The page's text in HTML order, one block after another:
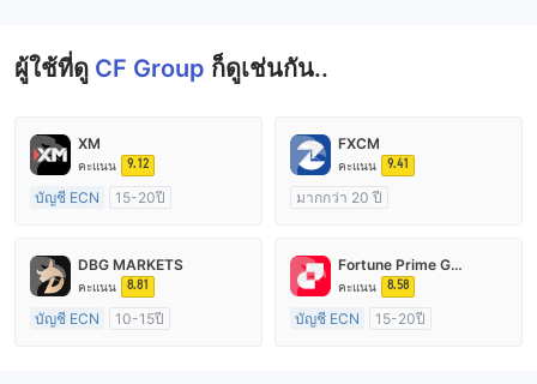
ผู้ใช้ที่ดู CF Group ก็ดูเช่นกัน..
XM
คะแนน 9.12
บัญชี ECN
15-20ปี
ใบอนุญาต MT4 แบบเต็ม
FXCM
คะแนน 9.41
มากกว่า 20 ปี
ใบอนุญาต MT4 แบบเต็ม
DBG MARKETS
คะแนน 8.81
บัญชี ECN
10-15ปี
Fortune Prime Global
คะแนน 8.58
บัญชี ECN
15-20ปี